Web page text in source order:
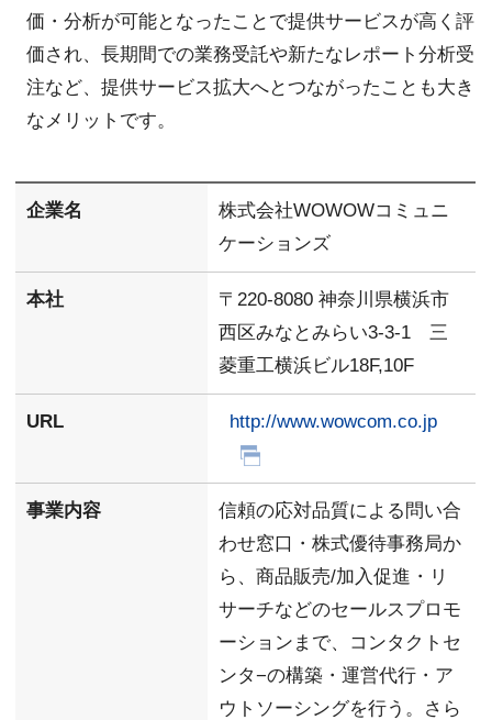
価・分析が可能となったことで提供サービスが高く評
価され、長期間での業務受託や新たなレポート分析受
注など、提供サービス拡大へとつながったことも大き
なメリットです。
企業名
株式会社WOWOWコミュニ
ケーションズ
本社
〒220-8080 神奈川県横浜市
西区みなとみらい3-3-1 三
菱重工横浜ビル18F,10F
URL http://www.wowcom.co.jp
事業内容
信頼の応対品質による問い合
わせ窓口・株式優待事務局か
ら、商品販売/加入促進・リ
サーチなどのセールスプロモ
ーションまで、コンタクトセ
ンタ−の構築・運営代行・ア
ウトソーシングを行う。さら